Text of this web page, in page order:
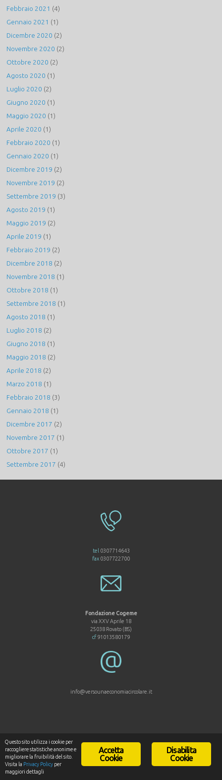
Febbraio 2021 (4)
Gennaio 2021 (1)
Dicembre 2020 (2)
Novembre 2020 (2)
Ottobre 2020 (2)
Agosto 2020 (1)
Luglio 2020 (2)
Giugno 2020 (1)
Maggio 2020 (1)
Aprile 2020 (1)
Febbraio 2020 (1)
Gennaio 2020 (1)
Dicembre 2019 (2)
Novembre 2019 (2)
Settembre 2019 (3)
Agosto 2019 (1)
Maggio 2019 (2)
Aprile 2019 (1)
Febbraio 2019 (2)
Dicembre 2018 (2)
Novembre 2018 (1)
Ottobre 2018 (1)
Settembre 2018 (1)
Agosto 2018 (1)
Luglio 2018 (2)
Giugno 2018 (1)
Maggio 2018 (2)
Aprile 2018 (2)
Marzo 2018 (1)
Febbraio 2018 (3)
Gennaio 2018 (1)
Dicembre 2017 (2)
Novembre 2017 (1)
Ottobre 2017 (1)
Settembre 2017 (4)
tel 0307714643
fax 0307722700
Fondazione Cogeme
via XXV Aprile 18
25038 Rovato (BS)
cf91013580179
info@versounaeconomiacircolare.it
© 2017 Fondazione Cogeme
Based on aSiteOrigin
Disabilita
Cookie
Accetta
Cookie
Questo sito utilizza i cookie per
raccogliere statistiche anonime e
migliorare la fruibilità del sito.
Visita la Privacy Policy per
maggiori dettagli